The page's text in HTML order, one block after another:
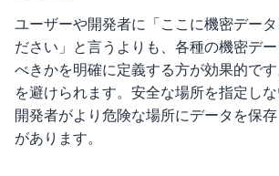
ユーザーや開発者に「ここに機密データ
ださい」と言うよりも、各種の機密デ
べきかを明確に定義する方が効果的で
を避けられます。安全な場所を指定し
開発者がより危険な場所にデータを保
があります。